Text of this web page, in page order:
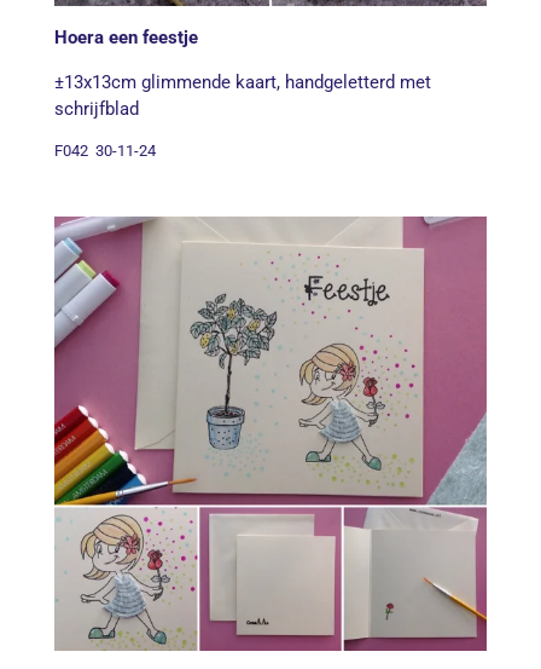
Hoera een feestje
±13x13cm glimmende kaart, handgeletterd met
schrijfblad
F042 30-11-24